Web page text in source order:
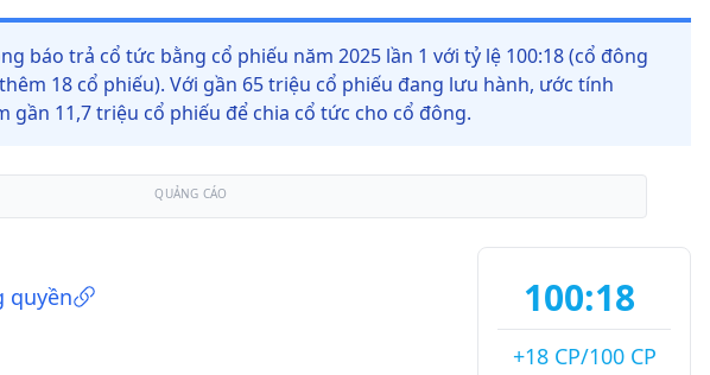
báo trả cổ tức bằng cổ phiếu năm 2025 lần 1 với tỷ lệ 100:18 (cổ đông
18 cổ phiếu). Với gần 65 triệu cổ phiếu đang lưu hành, ước tính
gần 11,7 triệu cổ phiếu để chia cổ tức cho cổ đông.
QUẢNG CÁO
quyền 100:18
+18 CP/100 CP